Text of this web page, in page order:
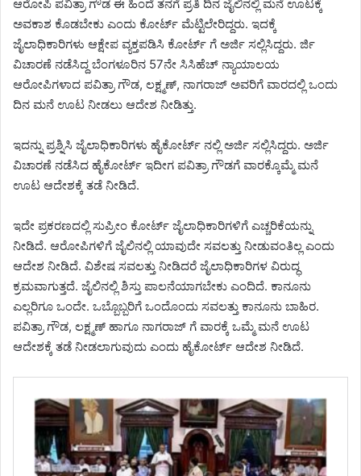
ಆರೋಪಿ ಪವಿತ್ರಾ ಗೌಡ ಈ ಹಿಂದೆ ತನಗೆ ಪ್ರತಿ ದಿನ ಜೈಲಿನಲ್ಲಿ ಮನೆ ಊಟಕ್ಕೆ
ಅವಕಾಶ ಕೊಡಬೇಕು ಎಂದು ಕೋರ್ಟ್ ಮೆಟ್ಟಿಲೇರಿದ್ದರು. ಇದಕ್ಕೆ
ಜೈಲಾಧಿಕಾರಿಗಳು ಆಕ್ಷೇಪ ವ್ಯಕ್ತಪಡಿಸಿ ಕೋರ್ಟ್ ಗೆ ಅರ್ಜಿ ಸಲ್ಲಿಸಿದ್ದರು. ರ್ಜಿ
ವಿಚಾರಣೆ ನಡೆಸಿದ್ದ ಬೆಂಗಳೂರಿನ 57ನೇ ಸಿಸಿಹೆಚ್ ನ್ಯಾಯಾಲಯ
ಆರೋಪಿಗಳಾದ ಪವಿತ್ರಾ ಗೌಡ, ಲಕ್ಷ್ಮಣ್, ನಾಗರಾಜ್ ಅವರಿಗೆ ವಾರದಲ್ಲಿ ಒಂದು
ದಿನ ಮನೆ ಊಟ ನೀಡಲು ಆದೇಶ ನೀಡಿತ್ತು.
ಇದನ್ನು ಪ್ರಶ್ನಿಸಿ ಜೈಲಾಧಿಕಾರಿಗಳು ಹೈಕೋರ್ಟ್ ನಲ್ಲಿ ಅರ್ಜಿ ಸಲ್ಲಿಸಿದ್ದರು. ಅರ್ಜಿ
ವಿಚಾರಣೆ ನಡೆಸಿದ ಹೈಕೋರ್ಟ್ ಇದೀಗ ಪವಿತ್ರಾ ಗೌಡಗೆ ವಾರಕ್ಕೊಮ್ಮೆ ಮನೆ
ಊಟ ಆದೇಶಕ್ಕೆ ತಡೆ ನೀಡಿದೆ.
ಇದೇ ಪ್ರಕರಣದಲ್ಲಿ ಸುಪ್ರೀಂ ಕೋರ್ಟ್ ಜೈಲಾಧಿಕಾರಿಗಳಿಗೆ ಎಚ್ಚರಿಕೆಯನ್ನು
ನೀಡಿದೆ. ಆರೋಪಿಗಳಿಗೆ ಜೈಲಿನಲ್ಲಿ ಯಾವುದೇ ಸವಲತ್ತು ನೀಡುವಂತಿಲ್ಲ ಎಂದು
ಆದೇಶ ನೀಡಿದೆ. ವಿಶೇಷ ಸವಲತ್ತು ನೀಡಿದರೆ ಜೈಲಾಧಿಕಾರಿಗಳ ವಿರುದ್ಧ
ಕ್ರಮವಾಗುತ್ತದೆ. ಜೈಲಿನಲ್ಲಿ ಶಿಸ್ತು ಪಾಲನೆಯಾಗಬೇಕು ಎಂದಿದೆ. ಕಾನೂನು
ಎಲ್ಲರಿಗೂ ಒಂದೇ. ಒಬ್ಬೊಬ್ಬರಿಗೆ ಒಂದೊಂದು ಸವಲತ್ತು ಕಾನೂನು ಬಾಹಿರ.
ಪವಿತ್ರಾ ಗೌಡ, ಲಕ್ಷ್ಮಣ್ ಹಾಗೂ ನಾಗರಾಜ್ ಗೆ ವಾರಕ್ಕೆ ಒಮ್ಮೆ ಮನೆ ಊಟ
ಆದೇಶಕ್ಕೆ ತಡೆ ನೀಡಲಾಗುವುದು ಎಂದು ಹೈಕೋರ್ಟ್ ಆದೇಶ ನೀಡಿದೆ.